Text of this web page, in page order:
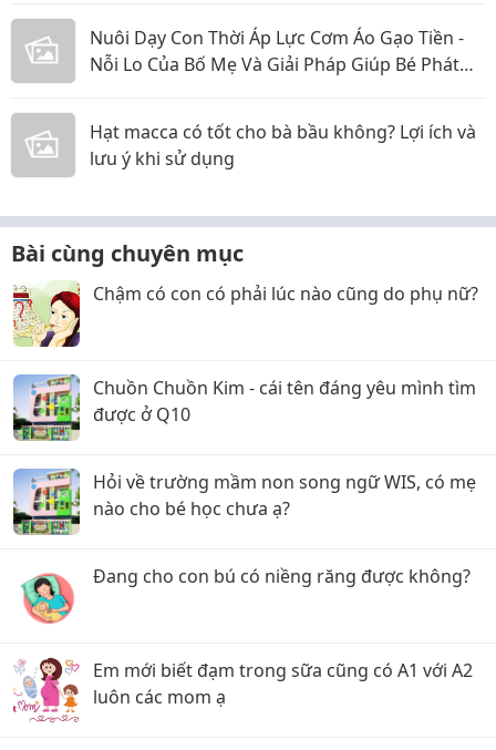
Nuôi Dạy Con Thời Áp Lực Cơm Áo Gạo Tiền -
Nỗi Lo Của Bố Mẹ Và Giải Pháp Giúp Bé Phát
Hạt macca có tốt cho bà bầu không? Lợi ích và
lưu ý khi sử dụng
Bài cùng chuyên mục
Chậm có con có phải lúc nào cũng do phụ nữ?
Chuồn Chuồn Kim - cái tên đáng yêu mình tìm
được ở Q10
Hỏi về trường mầm non song ngữ WIS, có mẹ
nào cho bé học chưa ạ?
Đang cho con bú có niềng răng được không?
Em mới biết đạm trong sữa cũng có A1 với A2
luôn các mom ạ